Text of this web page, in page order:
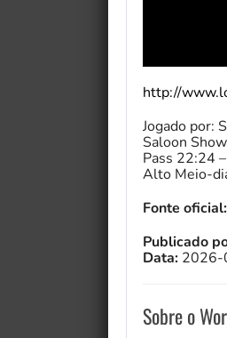
http://
Jogado por:
Saloon
Pass 22:24
Alto Meio-
Fonte oficial:
Publicado
Data: 2026-
Sobre o